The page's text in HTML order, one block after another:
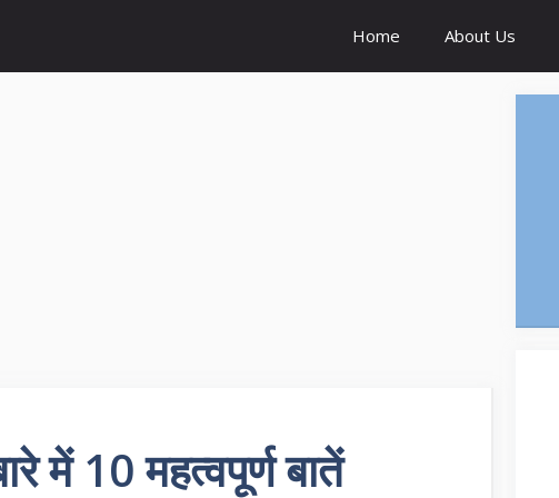
Home About Us
10 महत्वपूर्ण बातें